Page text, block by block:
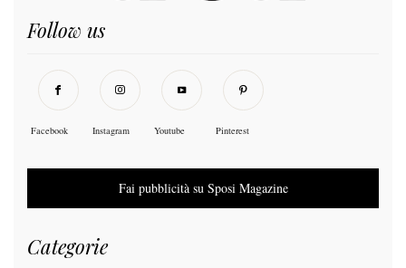
Follow us
Facebook Instagram Youtube Pinterest
Fai pubblicità su Sposi Magazine
Categorie